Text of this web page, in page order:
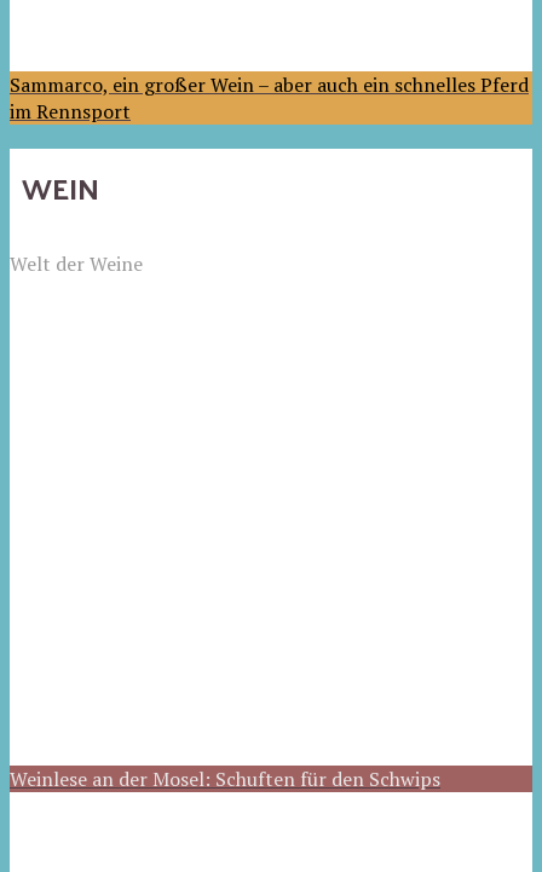
Sammarco, ein großer Wein – aber auch ein schnelles Pferd
im Rennsport
WEIN
Welt der Weine
Weinlese an der Mosel: Schuften für den Schwips